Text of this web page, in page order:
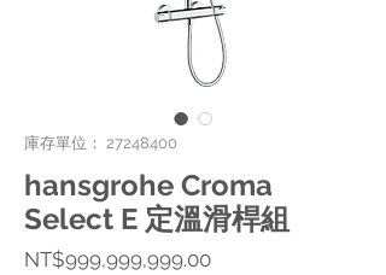
庫存單位： 27248400
hansgrohe Croma
Select E 定溫滑桿組
NT$999,999,999.00價